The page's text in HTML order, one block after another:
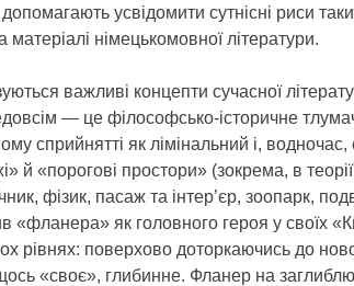
усвідомити сутнісні риси
матеріалі німецькомовної літератури.
важливі концепти сучасної
— це філософсько-історичне
сприйнятті як лімінальний і,
й «порогові простори» (зокрема, в
фізик, пасаж та інтер’єр, зоопарк,
«фланера» як головного героя у своїх
рівнях: поверхово доторкаючись до
«своє», глибинне. Фланер на